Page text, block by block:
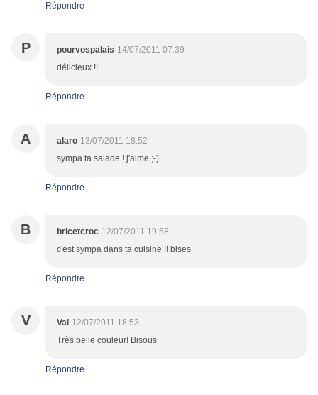
Répondre
P pourvospalais 14/07/2011 07:39
délicieux !!
Répondre
A alaro 13/07/2011 18:52
sympa ta salade ! j'aime ;-)
Répondre
B bricetcroc 12/07/2011 19:58
c'est sympa dans ta cuisine !! bises
Répondre
V Val 12/07/2011 18:53
Très belle couleur! Bisous
Répondre